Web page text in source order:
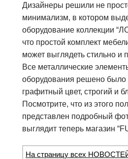
Дизайнеры решили не
минимализм, в котором
оборудование коллекции
что простой комплект
может выглядеть стильно и
Все металлические
оборудования решено было
графитный цвет, строгий и
Посмотрите, что из этого
представлен подробный
выглядит теперь магазин
На страницу всех